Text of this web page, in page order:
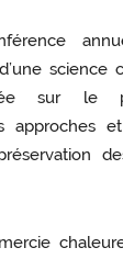
science
sur le
approches